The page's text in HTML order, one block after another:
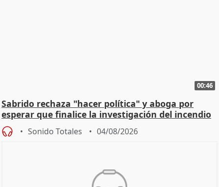
00:46
Sabrido rechaza "hacer política" y aboga por
esperar que finalice la investigación del incendio
Sonido Totales 04/08/2026